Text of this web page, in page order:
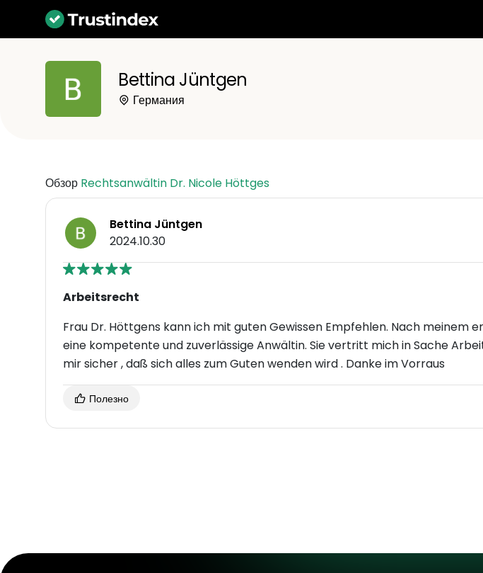
Bettina Jüntgen
Германия
Обзор Rechtsanwältin Dr. Nicole Höttges
Bettina Jüntgen
2024.10.30
Arbeitsrecht
Frau Dr. Höttgens kann ich mit guten Gewissen Empfehlen. Nach meinem empfinden, ist Sie
eine kompetente und zuverlässige Anwältin. Sie vertritt mich in Sache Arbeitsrecht und ich bin
mir sicher , daß sich alles zum Guten wenden wird . Danke im Vorraus
Полезно